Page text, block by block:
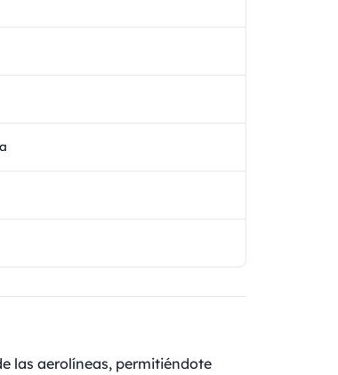
las aerolíneas, permitiéndote